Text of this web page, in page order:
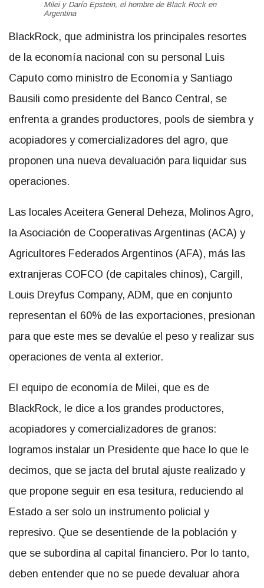
Milei y Darío Epstein, el hombre de Black Rock en
Argentina
BlackRock, que administra los principales resortes
de la economía nacional con su personal Luis
Caputo como ministro de Economía y Santiago
Bausili como presidente del Banco Central, se
enfrenta a grandes productores, pools de siembra y
acopiadores y comercializadores del agro, que
proponen una nueva devaluación para liquidar sus
operaciones.
Las locales Aceitera General Deheza, Molinos Agro,
la Asociación de Cooperativas Argentinas (ACA) y
Agricultores Federados Argentinos (AFA), más las
extranjeras COFCO (de capitales chinos), Cargill,
Louis Dreyfus Company, ADM, que en conjunto
representan el 60% de las exportaciones, presionan
para que este mes se devalúe el peso y realizar sus
operaciones de venta al exterior.
El equipo de economía de Milei, que es de
BlackRock, le dice a los grandes productores,
acopiadores y comercializadores de granos:
logramos instalar un Presidente que hace lo que le
decimos, que se jacta del brutal ajuste realizado y
que propone seguir en esa tesitura, reduciendo al
Estado a ser solo un instrumento policial y
represivo. Que se desentiende de la población y
que se subordina al capital financiero. Por lo tanto,
deben entender que no se puede devaluar ahora